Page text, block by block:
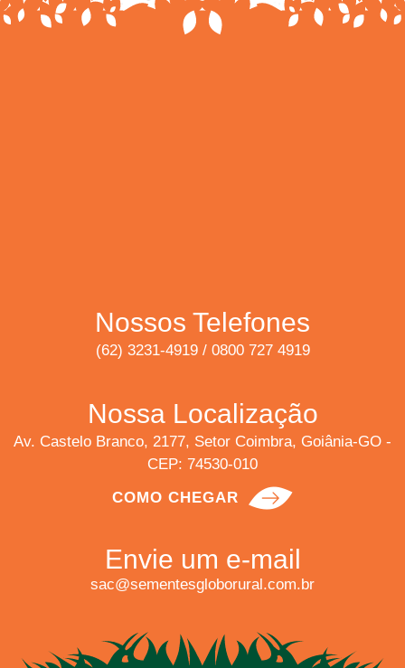
Nossos Telefones
(62) 3231-4919 / 0800 727 4919
Nossa Localização
Av. Castelo Branco, 2177, Setor Coimbra, Goiânia-GO -
CEP: 74530-010
COMO CHEGAR
Envie um e-mail
sac@sementesgloborural.com.br